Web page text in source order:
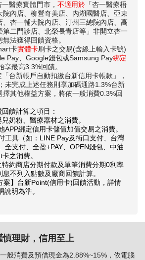
醫療實體門市， 不適用於 「杏一醫療梧
院內店、柳營奇美店、內湖國醫店、亞東
、杏一輔大院內店、汀州三總院內店、高
第二門診店、北榮長青店等」非開立杏一
法獲得回饋資格。
卡實體卡刷卡之交易(含線上輸入卡號)
Pay、Google錢包或Samsung Pay綁定
享最高3.3%回饋。
台新帳戶自動扣繳台新信用卡帳款」，
未完成上述任務則享加碼通路1.3%台新
擇其他權益方案，將依一般消費0.3%回
饋計算之項目 ：
奶粉、醫療器材之消費。
APP綁定信用卡儲值加值交易之消費。
工具（如： LINE Pay及街口支付、台灣
全支付、全盈+PAY、 OPEN錢包、中油
卡之消費。
約商店分期付款及單筆消費分期0利率
不列入點數及廠商回饋計算。
】 台新Point(信用卡)回饋活動，詳情
說明為準。
慎理財，信用至上
般消費及預借現金為2.88%~15%，依電腦